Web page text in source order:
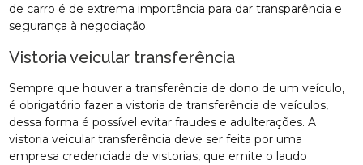
de carro é de extrema importância para dar transparência e
segurança à negociação.
Vistoria veicular transferência
Sempre que houver a transferência de dono de um veículo,
é obrigatório fazer a vistoria de transferência de veículos,
dessa forma é possível evitar fraudes e adulterações. A
vistoria veicular transferência deve ser feita por uma
empresa credenciada de vistorias, que emite o laudo